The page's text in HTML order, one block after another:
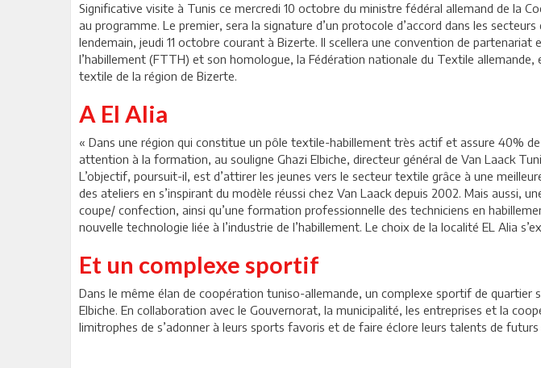
Significative visite à Tunis ce mercredi 10 octobre du ministre fédéral allemand de la
au programme. Le premier, sera la signature d’un protocole d’accord dans les
lendemain, jeudi 11 octobre courant à Bizerte. Il scellera une convention de
l’habillement (FTTH) et son homologue, la Fédération nationale du Textile
textile de la région de Bizerte.
A El Alia
« Dans une région qui constitue un pôle textile-habillement très actif et assure 40%
attention à la formation, au souligne Ghazi Elbiche, directeur général de Van Laack
L’objectif, poursuit-il, est d’attirer les jeunes vers le secteur textile grâce à une
des ateliers en s’inspirant du modèle réussi chez Van Laack depuis 2002. Mais
coupe/ confection, ainsi qu’une formation professionnelle des techniciens en
nouvelle technologie liée à l’industrie de l’habillement. Le choix de la localité EL Alia
Et un complexe sportif
Dans le même élan de coopération tuniso-allemande, un complexe sportif de quartier
Elbiche. En collaboration avec le Gouvernorat, la municipalité, les entreprises et la
limitrophes de s’adonner à leurs sports favoris et de faire éclore leurs talents de futurs